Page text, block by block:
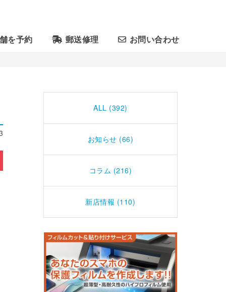
を予約 郵送修理 お問い合わせ
ALL (392)
お知らせ (66)
コラム (216)
新店情報 (110)